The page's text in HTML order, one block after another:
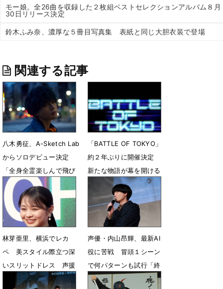
モー娘。全26曲を収録した２枚組ベストセレクションアルバム８月
30日リリース決定
鈴木ふみ奈、濃厚な５冊目写真集 表紙と同じ大胆衣装で登場
関連する記事
八木勇征、A-Sketch Lab
からソロデビュー決定
「全身全霊楽しんで飛び
込んでいきたい」
5月23日 19時16分
「BATTLE OF TOKYO」
約２年ぶりに開催決定
新たな物語が幕を開ける
5月14日 23時40分
林芽亜里、横浜でレカ
ペ 美スタイル際立つ深
いスリットドレス 声援
に笑顔
声優・内山昂輝、最新AI
役に苦戦 冒頭１シーン
で何パターンも試行「終
わらないと思った」